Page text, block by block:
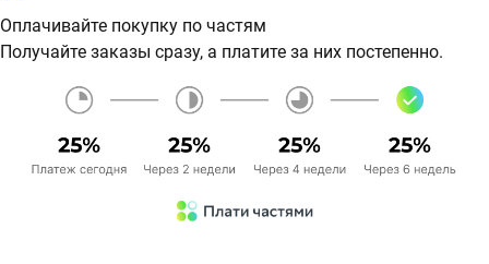
Оплачивайте покупку по частям
Получайте заказы сразу, а платите за них постепенно.